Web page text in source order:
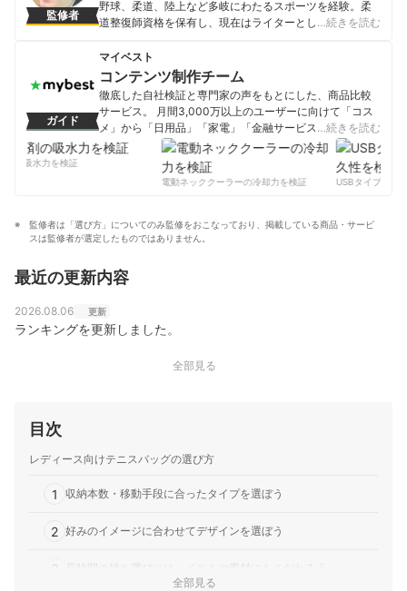
監修者
野球、柔道、陸上など多岐にわたるスポーツを経験。柔
道整復師資格を保有し、現在はライターとして健康系、
詠村太郎のプロフィール
…続きを読む
ガイド
マイベスト
コンテンツ制作チーム
徹底した自社検証と専門家の声をもとにした、商品比較
サービス。 月間3,000万以上のユーザーに向けて「コス
メ」から「日用品」「家電」「金融サービス」まで、ベ
ストな商品を選んでもらうために、毎日コンテンツを制
コンテンツ制作チームのプロフィール
…続きを読む
の吸水力を検証
電動ネッククーラーの冷却力を検証
USBタイプCケー
監修者は「選び方」についてのみ監修をおこなっており、掲載している商品・サービ
スは監修者が選定したものではありません。
最近の更新内容
2026.08.06 更新
ランキングを更新しました。
全部見る
目次
レディース向けテニスバッグの選び方
1 収納本数・移動手段に合ったタイプを選ぼう
2 好みのイメージに合わせてデザインを選ぼう
3 長時間の持ち運びには、ベルトや素材にもこだわろう
全部見る